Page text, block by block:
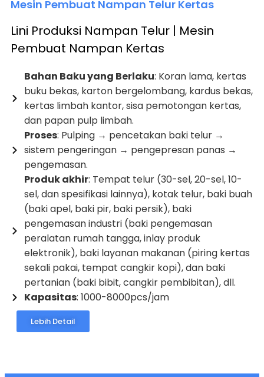
Mesin Pembuat Nampan Telur Kertas
Lini Produksi Nampan Telur | Mesin
Pembuat Nampan Kertas
Bahan Baku yang Berlaku: Koran lama, kertas
buku bekas, karton bergelombang, kardus bekas,
kertas limbah kantor, sisa pemotongan kertas,
dan papan pulp limbah.
Proses: Pulping → pencetakan baki telur →
sistem pengeringan → pengepresan panas →
pengemasan.
Produk akhir: Tempat telur (30-sel, 20-sel, 10-
sel, dan spesifikasi lainnya), kotak telur, baki buah
(baki apel, baki pir, baki persik), baki
pengemasan industri (baki pengemasan
peralatan rumah tangga, inlay produk
elektronik), baki layanan makanan (piring kertas
sekali pakai, tempat cangkir kopi), dan baki
pertanian (baki bibit, cangkir pembibitan), dll.
Kapasitas: 1000-8000pcs/jam
Lebih Detail